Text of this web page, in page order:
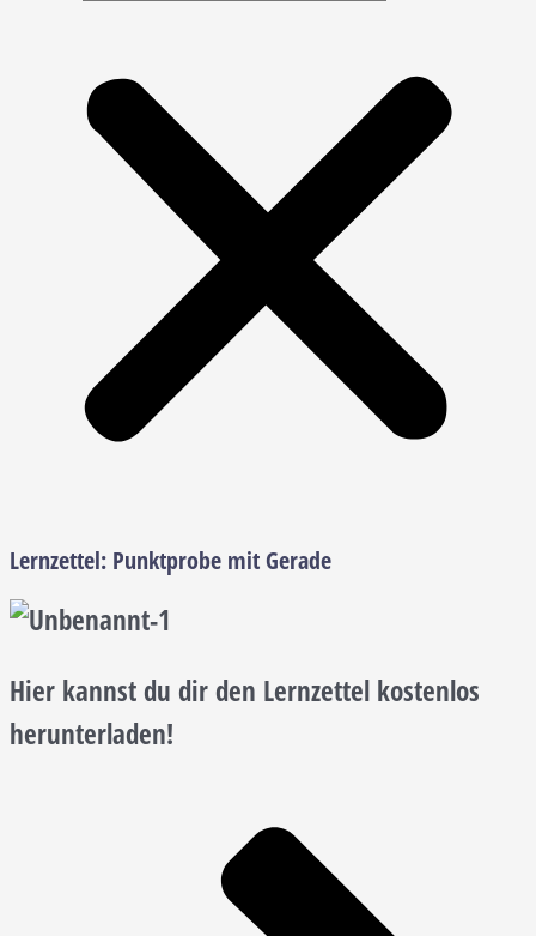
Lernzettel: Punktprobe mit Gerade
Hier kannst du dir den Lernzettel kostenlos
herunterladen!